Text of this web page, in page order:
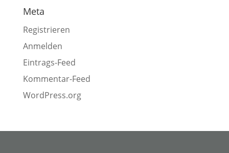
Meta
Registrieren
Anmelden
Eintrags-Feed
Kommentar-Feed
WordPress.org